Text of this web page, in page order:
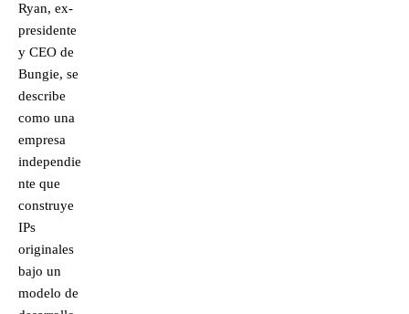
Ryan, ex-
presidente
y CEO de
Bungie, se
describe
como una
empresa
independie
nte que
construye
IPs
originales
bajo un
modelo de